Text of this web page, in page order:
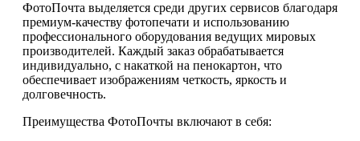
ФотоПочта выделяется среди других сервисов благодаря
премиум-качеству фотопечати и использованию
профессионального оборудования ведущих мировых
производителей. Каждый заказ обрабатывается
индивидуально, с накаткой на пенокартон, что
обеспечивает изображениям четкость, яркость и
долговечность.
Преимущества ФотоПочты включают в себя: